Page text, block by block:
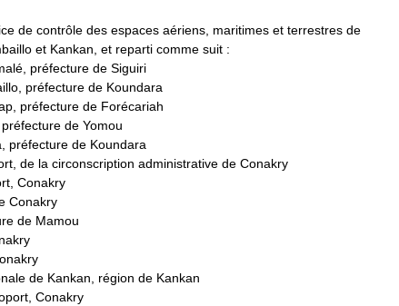
de contrôle des espaces aériens, maritimes et terrestres de
et Kankan, et reparti comme suit :
préfecture de Siguiri
préfecture de Koundara
préfecture de Forécariah
de Yomou
préfecture de Koundara
de la circonscription administrative de Conakry
Conakry
Conakry
de Mamou
de Kankan, région de Kankan
Conakry